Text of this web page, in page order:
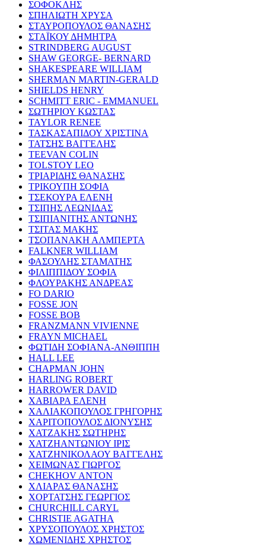
ΣΟΦΟΚΛΗΣ
ΣΠΗΛΙΩΤΗ ΧΡΥΣΑ
ΣΤΑΥΡΟΠΟΥΛΟΣ ΘΑΝΑΣΗΣ
ΣΤΑΪΚΟΥ ΔΗΜΗΤΡΑ
STRINDBERG AUGUST
SHAW GEORGE- BERNARD
SHAKESPEARE WILLIAM
SHERMAN MARTIN-GERALD
SHIELDS HENRY
SCHMITT ERIC - EMMANUEL
ΣΩΤΗΡΙΟΥ ΚΩΣΤΑΣ
TAYLOR RENEE
ΤΑΣΚΑΣΑΠΙΔΟΥ ΧΡΙΣΤΙΝΑ
ΤΑΤΣΗΣ ΒΑΓΓΕΛΗΣ
TEEVAN COLIN
TOLSTOY LEO
ΤΡΙΑΡΙΔΗΣ ΘΑΝΑΣΗΣ
ΤΡΙΚΟΥΠΗ ΣΟΦΙΑ
ΤΣΕΚΟΥΡΑ ΕΛΕΝΗ
ΤΣΙΠΗΣ ΛΕΩΝΙΔΑΣ
ΤΣΙΠΙΑΝΙΤΗΣ ΑΝΤΩΝΗΣ
ΤΣΙΤΑΣ ΜΑΚΗΣ
ΤΣΟΠΑΝΑΚΗ ΑΛΜΠΕΡΤΑ
FALKNER WILLIAM
ΦΑΣΟΥΛΗΣ ΣΤΑΜΑΤΗΣ
ΦΙΛΙΠΠΙΔΟΥ ΣΟΦΙΑ
ΦΛΟΥΡΑΚΗΣ ΑΝΔΡΕΑΣ
FO DARIO
FOSSE JON
FOSSE BOB
FRANZMANN VIVIENNE
FRAYN MICHAEL
ΦΩΤΙΔΗ ΣΟΦΙΑΝΑ-ΑΝΘΙΠΠΗ
HALL LEE
CHAPMAN JOHN
HARLING ROBERT
HARROWER DAVID
ΧΑΒΙΑΡΑ ΕΛΕΝΗ
ΧΑΛΙΑΚΟΠΟΥΛΟΣ ΓΡΗΓΟΡΗΣ
ΧΑΡΙΤΟΠΟΥΛΟΣ ΔΙΟΝΥΣΗΣ
ΧΑΤΖΑΚΗΣ ΣΩΤΗΡΗΣ
ΧΑΤΖΗΑΝΤΩΝΙΟΥ ΙΡΙΣ
ΧΑΤΖΗΝΙΚΟΛΑΟΥ ΒΑΓΓΕΛΗΣ
ΧΕΙΜΩΝΑΣ ΓΙΩΡΓΟΣ
CHEKHOV ANTON
ΧΛΙΑΡΑΣ ΘΑΝΑΣΗΣ
ΧΟΡΤΑΤΣΗΣ ΓΕΩΡΓΙΟΣ
CHURCHILL CARYL
CHRISTIE AGATHA
ΧΡΥΣΟΠΟΥΛΟΣ ΧΡΗΣΤΟΣ
ΧΩΜΕΝΙΔΗΣ ΧΡΗΣΤΟΣ